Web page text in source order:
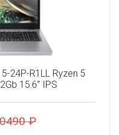
24P-R1LL Ryzen 5
15.6" IPS
₽